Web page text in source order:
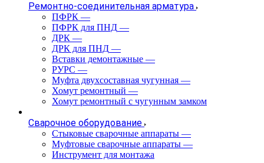
Ремонтно-соединительная арматура
ПФРК —
ПФРК для ПНД —
ДРК —
ДРК для ПНД —
Вставки демонтажные —
РУРС —
Муфта двухсоставная чугунная —
Хомут ремонтный —
Хомут ремонтный с чугунным замком
Сварочное оборудование
Стыковые сварочные аппараты —
Муфтовые сварочные аппараты —
Инструмент для монтажа